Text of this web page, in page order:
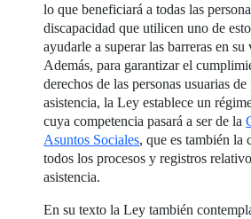
lo que beneficiará a todas las
discapacidad que utilicen uno de
ayudarle a superar las barreras en
Además, para garantizar el
derechos de las personas usuarias de
asistencia, la Ley establece un
cuya competencia pasará a ser de la
Asuntos Sociales, que es también la
todos los procesos y registros
asistencia.
En su texto la Ley también